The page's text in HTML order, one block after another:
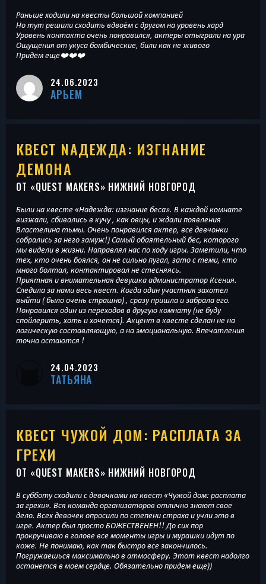
Раньше ходили на квесты большой компанией
Но тут решили сходить вдвоём с другом на уровень хард
Уровень контакта очень понравился, актеры отыграли на ура
Ощущения от укуса бомбические, били как не живого
Придём ещё❤️❤️❤️
24.06.2023
АРЬЕМ
КВЕСТ NАДЕЖДА: ИЗГНАНИЕ
ДЕМОНА
ОТ «QUEST MAKERS» НИЖНИЙ НОВГОРОД
Были на квесте «Надежда: изгнание беса». В каждой комнате
визжали, сбивались в кучу , как овцы, и ждали появления
Властелина тьмы. Очень понравился актер, все девчонки
собрались за него замуж!) Самый обаятельный бес, которого
мы видели в жизни. Направлял нас по ходу игры. Заметили, что
тех, кто очень боялся, он не сильно пугал, зато с теми, кто
много болтал, контактировал не стесняясь.
Приятная и внимательная девушка администратор Ксения.
Следила за нами весь квест. Когда один участник захотел
выйти ( было очень страшно) , сразу пришла и забрала его.
Понравился один из переходов в другую комнату (не буду
спойлерить, хоть и хочется). Акцент в квесте сделан не на
логическую составляющую, а на эмоциональную. Впечатления
точно остаются !
24.04.2023
ТАТЬЯНА
КВЕСТ ЧУЖОЙ ДОМ: РАСПЛАТА ЗА
ГРЕХИ
ОТ «QUEST MAKERS» НИЖНИЙ НОВГОРОД
В субботу сходили с девочками на квест «Чужой дом: расплата
за грехи». Вся команда организаторов отлично знают свое
дело. Всех девочек опросили по степени страха и учли это в
игре. Актер был просто БОЖЕСТВЕНЕН!! До сих пор
прокручиваю в голове все моменты игры и мурашки идут по
коже. Не понимаю, как так быстро все закончилось.
Погружаешься максимально в атмосферу. Этот квест надолго
останется в моем сердце. Обязательно придем еще))